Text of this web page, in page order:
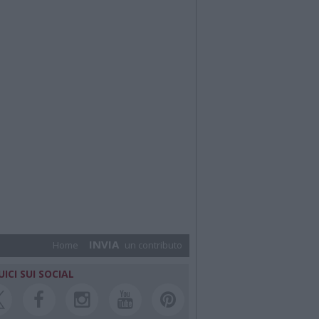
Home INVIA un contributo
SUI SOCIAL